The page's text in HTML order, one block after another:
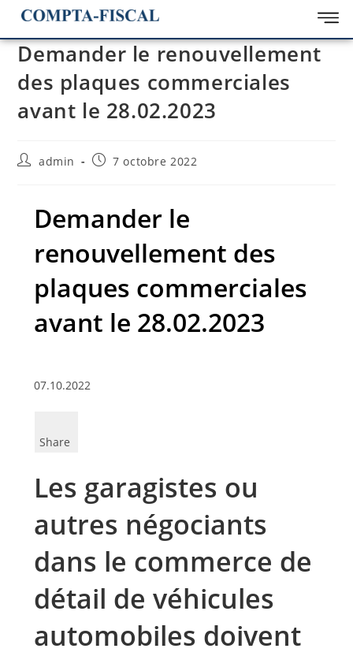
Demander le renouvellement
des plaques commerciales
avant le 28.02.2023
admin 7 octobre 2022
Demander le
renouvellement des
plaques commerciales
avant le 28.02.2023
07.10.2022
Share
Les garagistes ou
autres négociants
dans le commerce de
détail de véhicules
automobiles doivent